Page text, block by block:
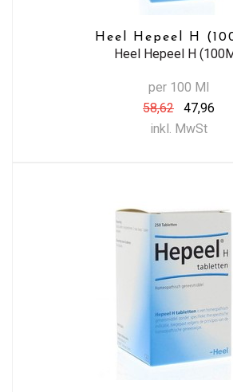
Heel Hepeel H
Heel Hepeel H
per 100 Ml
58,62
47,96
inkl. MwSt